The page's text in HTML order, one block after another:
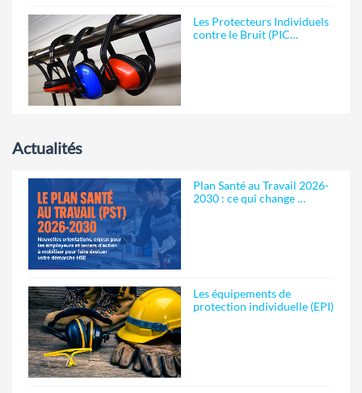
Les Protecteurs Individuels
contre le Bruit (PIC…
Actualités
Plan Santé au Travail 2026-
2030 : ce qui change …
Les équipements de
protection individuelle (EPI)